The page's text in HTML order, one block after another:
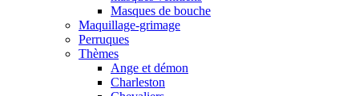
Masques de bouche
Maquillage-grimage
Perruques
Thèmes
Ange et démon
Charleston